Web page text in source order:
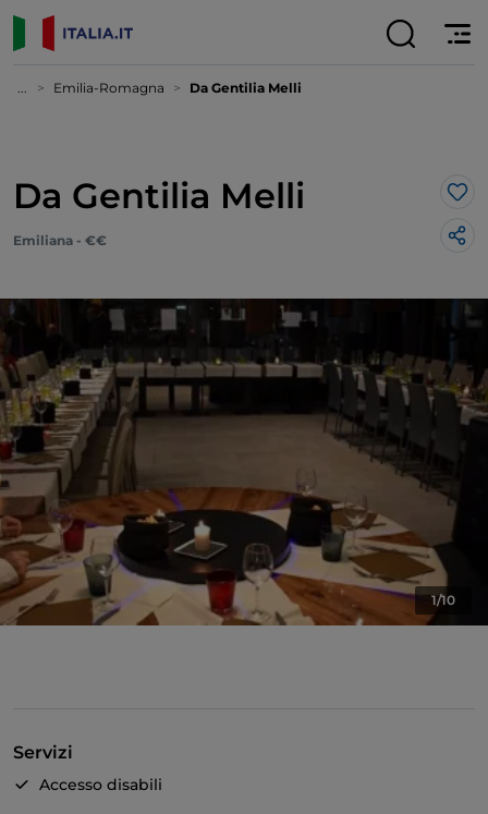
... Emilia-Romagna Da Gentilia Melli
Da Gentilia Melli
Emiliana - €€
1/10
Servizi
Accesso disabili